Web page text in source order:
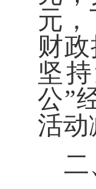
元，
财
坚
公”
活动
二